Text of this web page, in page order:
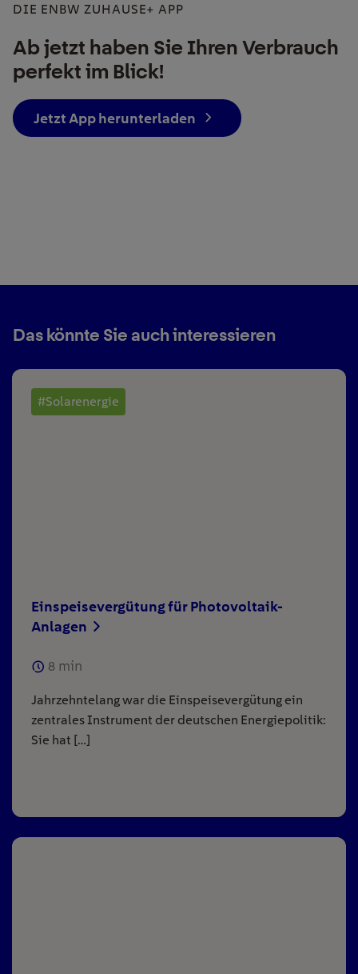
DIE ENBW ZUHAUSE+ APP
Ab jetzt haben Sie Ihren Verbrauch
perfekt im Blick!
Jetzt App herunterladen
Das könnte Sie auch interessieren
#Solarenergie
Einspeisevergütung für Photovoltaik-
Anlagen
8 min
Jahrzehntelang war die Einspeisevergütung ein
zentrales Instrument der deutschen Energiepolitik:
Sie hat […]